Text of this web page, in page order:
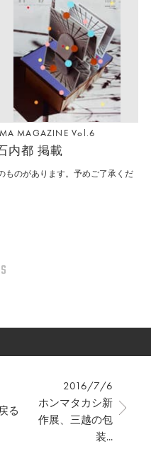
MAGAZINE Vol.6
内都 掲載
ものがあります。予めご了承くだ
2016/7/6
ホンマタカシ新
作展、三越の包
装...
る